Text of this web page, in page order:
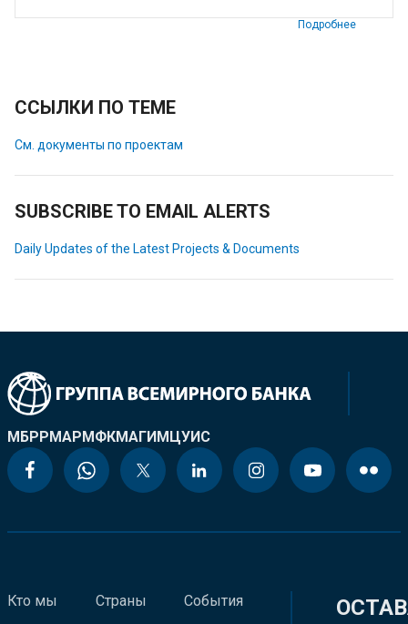
Подробнее
ССЫЛКИ ПО ТЕМЕ
См. документы по проектам
SUBSCRIBE TO EMAIL ALERTS
Daily Updates of the Latest Projects & Documents
МБРРМАРМФКМАГИМЦУИС
Кто мы Страны События